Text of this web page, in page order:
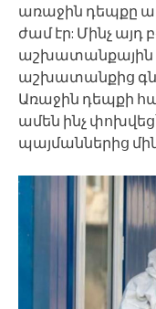
առաջին դեպքը
ժամ էր: Մինչ այդ
աշխատանքային
աշխատանքից
Առաջին դեպքի
ամեն ինչ
պայմաններից